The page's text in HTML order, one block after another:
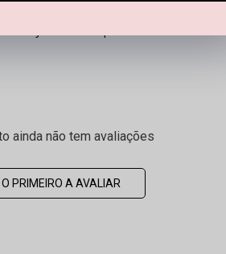
joia linda por mais
ainda não tem avaliações
PRIMEIRO A AVALIAR